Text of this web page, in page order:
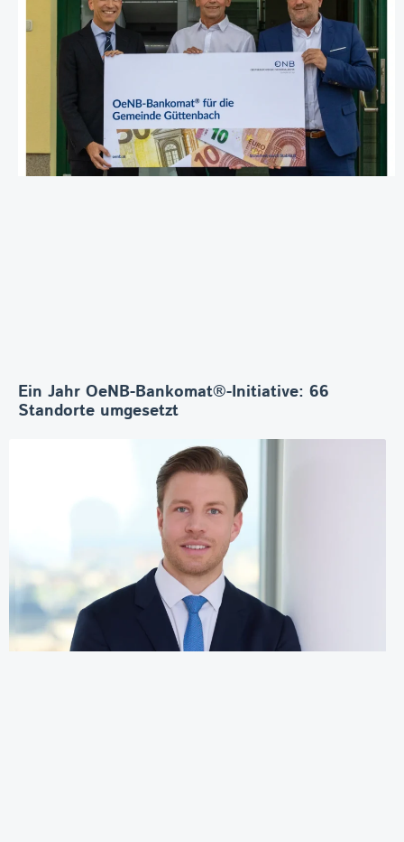
Ein Jahr OeNB-Bankomat®-Initiative: 66
Standorte umgesetzt